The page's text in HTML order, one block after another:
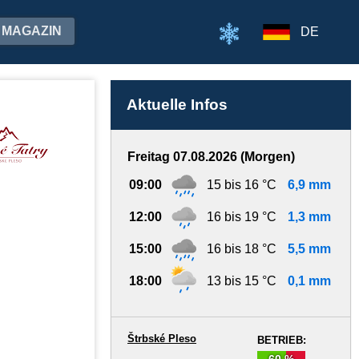
MAGAZIN DE
Aktuelle Infos
Freitag 07.08.2026 (Morgen)
09:00 15 bis 16 °C 6,9 mm
12:00 16 bis 19 °C 1,3 mm
15:00 16 bis 18 °C 5,5 mm
18:00 13 bis 15 °C 0,1 mm
BETRIEB:
Štrbské Pleso